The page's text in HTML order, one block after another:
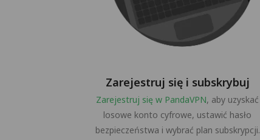
Zarejestruj się i subskrybuj
Zarejestruj się w PandaVPN, aby uzyskać
losowe konto cyfrowe, ustawić hasło
bezpieczeństwa i wybrać plan subskrypcji.